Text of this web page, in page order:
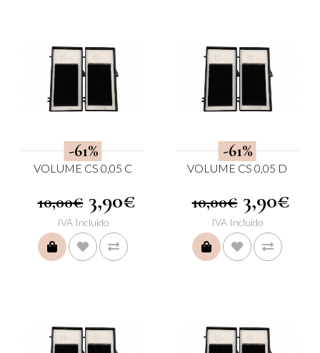
-61%
VOLUME CS 0,05 C
10,00€ 3,90€
IVA Incluído
COMPRAR
-61%
VOLUME CS 0,05 D
10,00€ 3,90€
IVA Incluído
COMPRAR